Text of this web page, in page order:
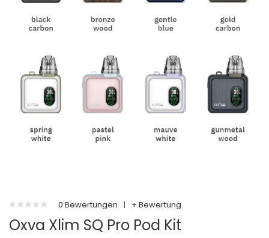
0 Bewertungen | + Bewertung
Oxva Xlim SQ Pro Pod Kit